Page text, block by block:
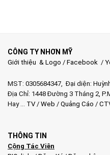
CÔNG TY NHƠN MỸ
Giới thiệu & Logo / Facebook /
MST: 0305684347, Đại diện:
Địa Chỉ: 1448 Đường 3 Tháng 2,
Hay … TV/ Web / Quảng Cáo /
THÔNG TIN
Cộng Tác Viên